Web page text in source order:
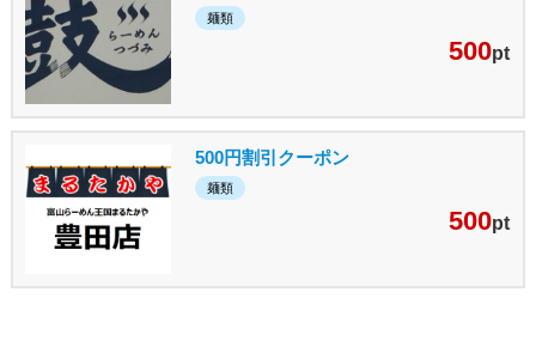
麺類
500pt
500円割引クーポン
麺類
500pt